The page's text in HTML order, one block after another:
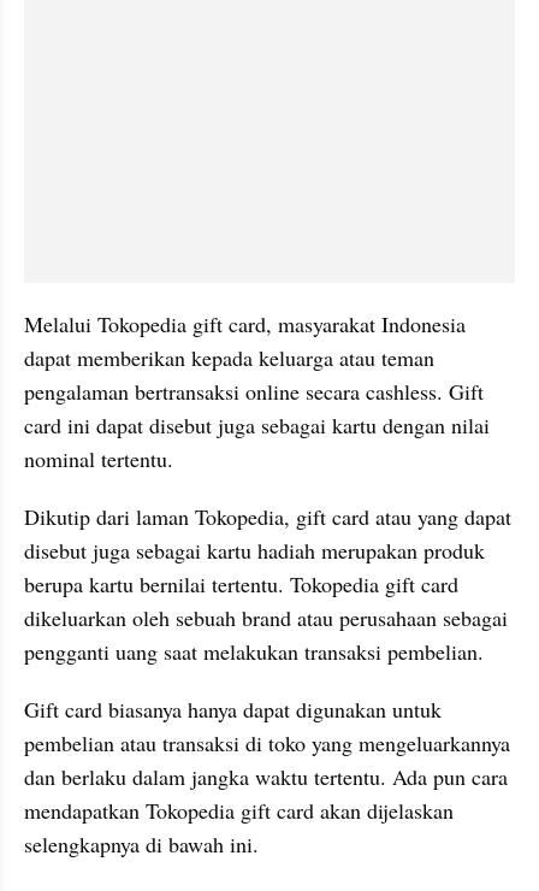
Melalui Tokopedia gift card, masyarakat Indonesia
dapat memberikan kepada keluarga atau teman
pengalaman bertransaksi online secara cashless. Gift
card ini dapat disebut juga sebagai kartu dengan nilai
nominal tertentu.
Dikutip dari laman Tokopedia, gift card atau yang dapat
disebut juga sebagai kartu hadiah merupakan produk
berupa kartu bernilai tertentu. Tokopedia gift card
dikeluarkan oleh sebuah brand atau perusahaan sebagai
pengganti uang saat melakukan transaksi pembelian.
Gift card biasanya hanya dapat digunakan untuk
pembelian atau transaksi di toko yang mengeluarkannya
dan berlaku dalam jangka waktu tertentu. Ada pun cara
mendapatkan Tokopedia gift card akan dijelaskan
selengkapnya di bawah ini.